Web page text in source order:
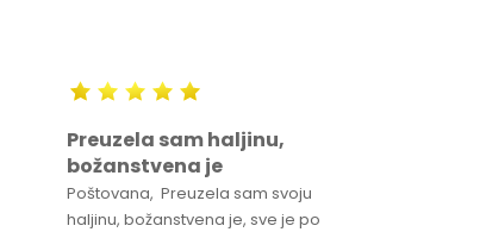
Preuzela sam haljinu,
božanstvena je
Poštovana, Preuzela sam svoju
haljinu, božanstvena je, sve je po